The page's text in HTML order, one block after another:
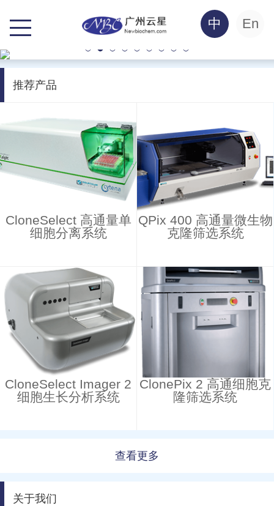
中 En
推荐产品
CloneSelect 高通量单
细胞分离系统
QPix 400 高通量微生物
克隆筛选系统
CloneSelect Imager 2
细胞生长分析系统
ClonePix 2 高通细胞克
隆筛选系统
查看更多
关于我们